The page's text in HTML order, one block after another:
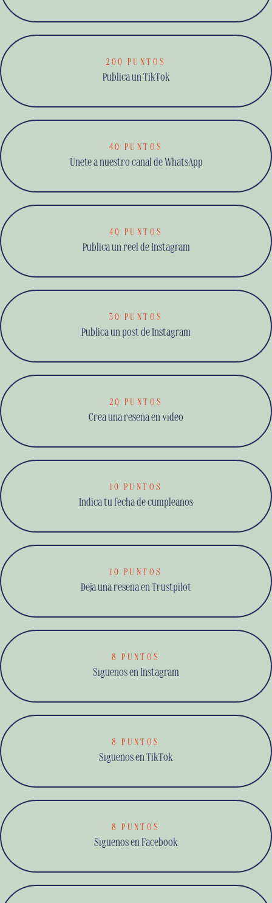
200 PUNTOS
Publica un TikTok
40 PUNTOS
Únete a nuestro canal de WhatsApp
40 PUNTOS
Publica un reel de Instagram
30 PUNTOS
Publica un post de Instagram
20 PUNTOS
Crea una reseña en vídeo
10 PUNTOS
Indica tu fecha de cumpleaños
10 PUNTOS
Deja una reseña en Trustpilot
8 PUNTOS
Síguenos en Instagram
8 PUNTOS
Síguenos en TikTok
8 PUNTOS
Síguenos en Facebook